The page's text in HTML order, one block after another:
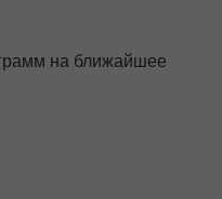
на ближайшее